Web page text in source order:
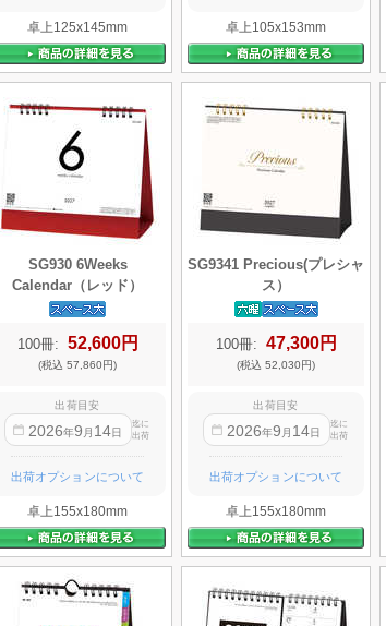
卓上125x145mm 卓上105x153mm
SG930 6Weeks
Calendar（レッド）
100冊: 52,600円
(税込 57,860円)
出荷目安
2026年9 月 14日
迄に
出荷
出荷オプションについて
卓上155x180mm
SG9341 Precious(プレシャ
ス）
100冊: 47,300円
(税込 52,030円)
出荷目安
2026年9 月 14日
迄に
出荷
出荷オプションについて
卓上155x180mm